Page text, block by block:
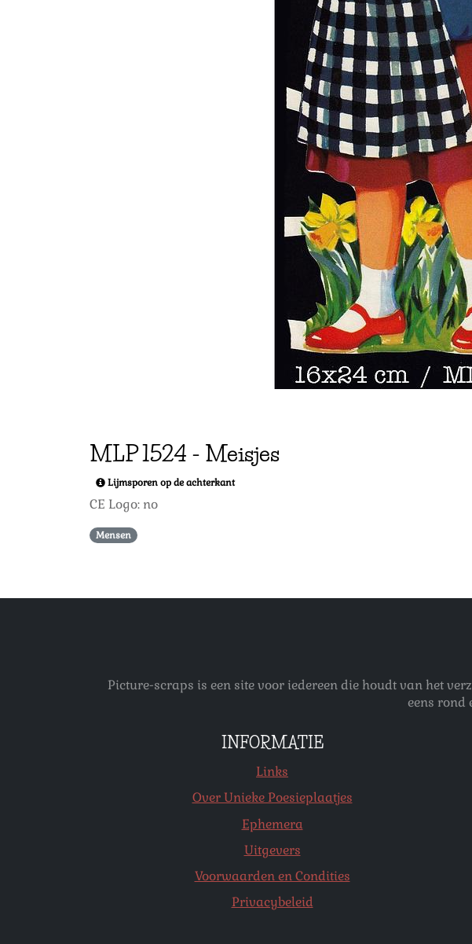
MLP1524 - Meisjes
Lijmsporen op de achterkant
CE Logo: no
Mensen
Picture-scraps is een site voor iedereen die houdt van het
eens rond
INFORMATIE
Links
Over Unieke Poesieplaatjes
Ephemera
Uitgevers
Voorwaarden en Condities
Privacybeleid